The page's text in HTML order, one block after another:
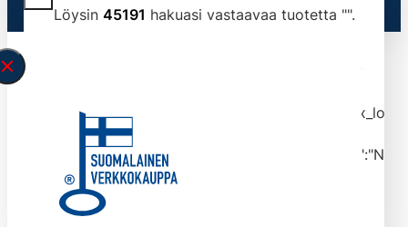
Löysin 45191 hakuasi vastaavaa tuotetta "".
typed the search query correctly.<br>Currently
tmlmvi","meta_query":
data-original-query-vars="[]" data-page="1"
data-max-pages="4520" data-start="1" data-
end="10">